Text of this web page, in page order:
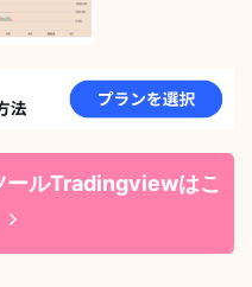
ールTradingviewはこ